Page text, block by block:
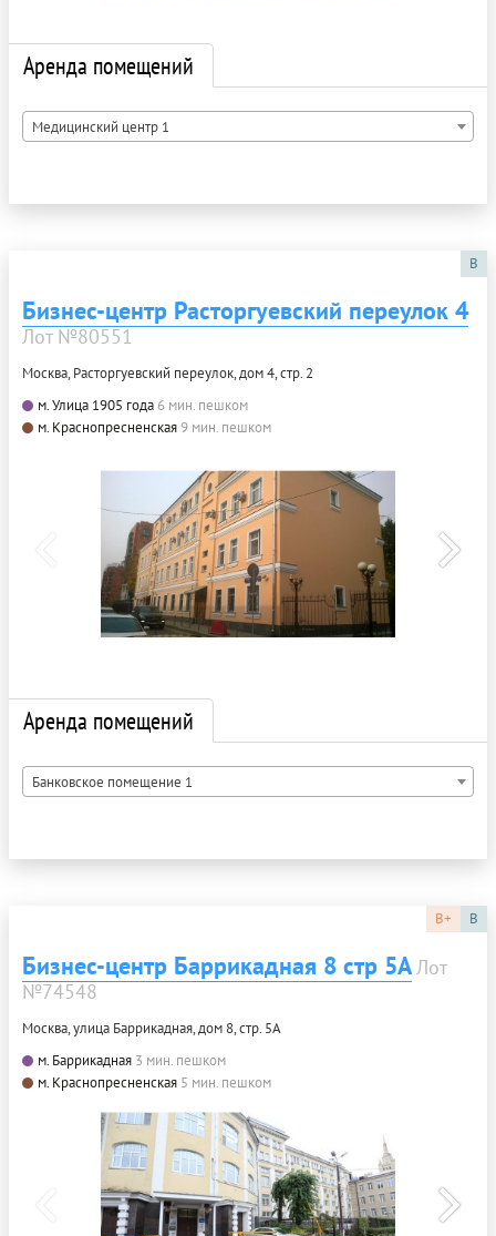
Аренда помещений
Медицинский центр 1
B
Бизнес-центр Расторгуевский переулок 4
Лот №80551
Москва, Расторгуевский переулок, дом 4, стр. 2
м. Улица 1905 года 6 мин. пешком
м. Краснопресненская9 мин. пешком
Аренда помещений
Банковское помещение 1
B+ B
Бизнес-центр Баррикадная 8 стр 5АЛот
№74548
Москва, улица Баррикадная, дом 8, стр. 5А
м. Баррикадная 3 мин. пешком
м. Краснопресненская 5 мин. пешком